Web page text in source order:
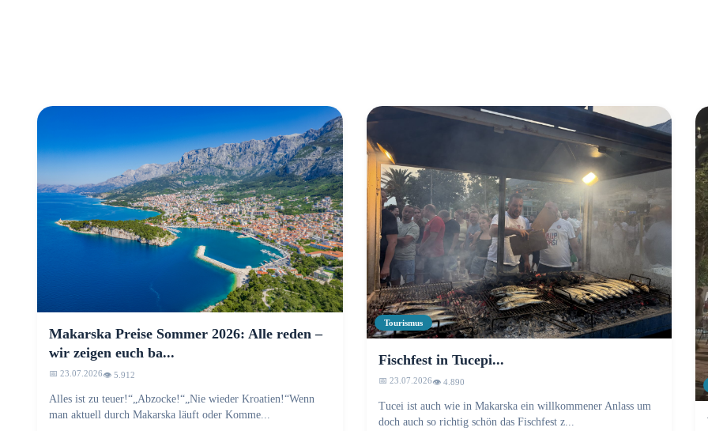
Makarska Preise Sommer 2026: Alle reden –
wir zeigen euch ba...
📅 23.07.2026👁️ 5.912
Alles ist zu teuer!“„Abzocke!“„Nie wieder Kroatien!“Wenn
man aktuell durch Makarska läuft oder Komme...
Tourismus
Fischfest in Tucepi...
📅 23.07.2026👁️ 4.895
Tucei ist auch wie in Makarska ein willkommener Anlass um
doch auch so richtig schön das Fischfest z...